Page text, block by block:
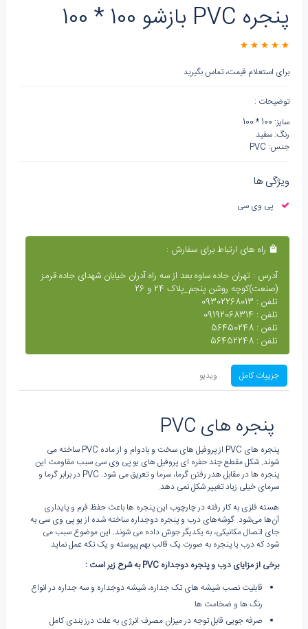
پنجره PVC بازشو 100 * 100
برای استعلام قیمت، تماس بگیرید
توضیحات :
سایز: 100 * 100
رنگ: سفید
جنس: PVC
ویژگی ها
پی وی سی
آدرس : تهران جاده ساوه بعد از سه راه آدران خیابان شهدای جاده قرمز
(صنعت)کوچه روشن پنجم_پلاک 24 و 26
تلفن : 09302268013
تلفن : 09192068314
تلفن : 56450248
تلفن : 56452248
جزییات کامل ویدیو
پنجره های PVC
پنجره های PVC از پروفیل های سخت و بادوام و از ماده PVC ساخته می
شوند. شکل مقطع چند حفره ای پروفیل های یو پی وی سی سبب مقاومت این
پنجره ها در مقابل هدر رفتن گرما، سرما و تعریق می شود. PVC در برابر گرما و
سرمای خیلی زیاد تغییر شکل نمی دهد.
هسته فلزی به کار رفته در چارچوب این پنجره ها باعث حفظ فرم و پایداری
آن‌ها می‌شود. گوشه‌های درب و پنجره دوجداره ساخته شده از یو پی وی سی به
جای اتصال مکانیکی، به یکدیگر جوش داده می شوند. این موضوع سبب می
شود که درب یا پنجره به صورت یک قالب بهم پیوسته و یک تکه عمل نماید.
برخی از مزایای درب و پنجره دوجداره
به شرح زیر است :
قابلیت نصب شیشه های تک جداره، شیشه دوجداره و سه جداره در انواع
رنگ ها و ضخامت ها
صرفه جویی قابل توجه در میزان مصرف انرژی به علت درز بندی کامل